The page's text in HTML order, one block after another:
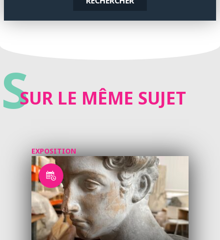
SSUR LE MÊME SUJET
EXPOSITION